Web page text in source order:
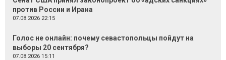
против России и Ирана
07.08.2026 22:15
Голос не онлайн: почему севастопольцы пойдут на
выборы 20 сентября?
07.08.2026 15:11